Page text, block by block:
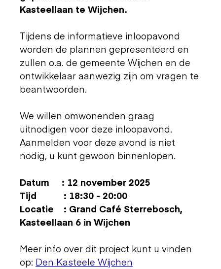
Kasteellaan te Wijchen.
Tijdens de informatieve inloopavond
worden de plannen gepresenteerd en
zullen o.a. de gemeente Wijchen en de
ontwikkelaar aanwezig zijn om vragen te
beantwoorden.
We willen omwonenden graag
uitnodigen voor deze inloopavond.
Aanmelden voor deze avond is niet
nodig, u kunt gewoon binnenlopen.
Datum : 12 november 2025
Tijd : 18:30 - 20:00
Locatie : Grand Café Sterrebosch,
Kasteellaan 6 in Wijchen
Meer info over dit project kunt u vinden
op: Den Kasteele Wijchen